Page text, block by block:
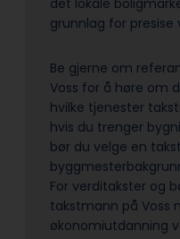
grunnlag for presise
Be gjerne om
Voss for å høre om
hvilke tjenester
hvis du trenger
bør du velge en
For verditakster og
takstmann på Voss
økonomiutdanning